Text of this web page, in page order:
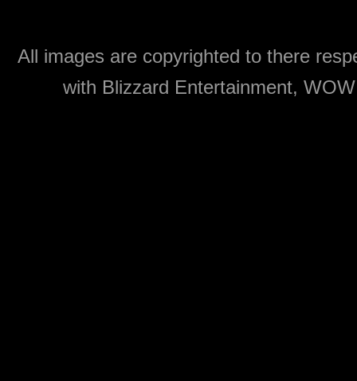
All images are copyrighted to there
with Blizzard Entertainment,